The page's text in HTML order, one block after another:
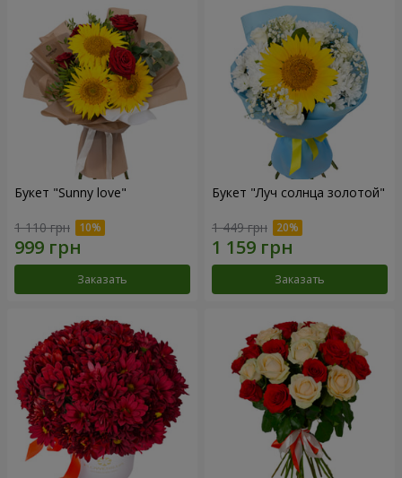
Букет "Sunny love"
1 110 грн
Заказать
Букет "Луч солнца золотой"
1 449 грн
Заказать